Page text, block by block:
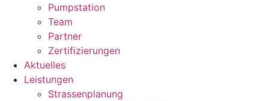
Pumpstation
Team
Partner
Zertifizierungen
Aktuelles
Leistungen
Strassenplanung